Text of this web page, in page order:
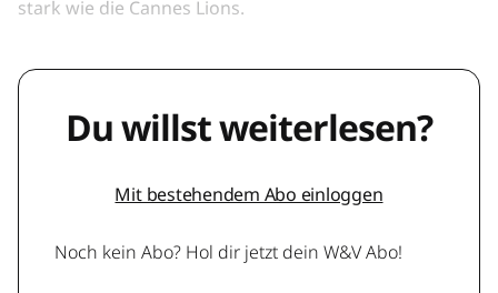
stark wie die Cannes Lions.
Du willst weiterlesen?
Mit bestehendem Abo einloggen
Noch kein Abo? Hol dir jetzt dein W&V Abo!